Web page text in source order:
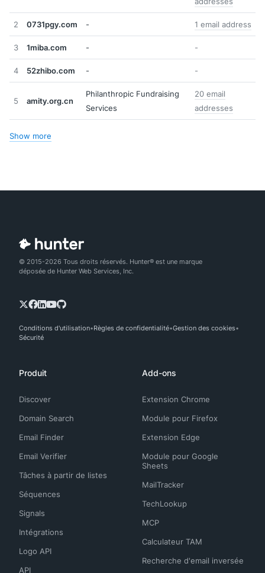
2 0731pgy.com - 1 email address
3 1miba.com - -
4 52zhibo.com - -
5 amity.org.cn
Philanthropic Fundraising
Services
20 email
addresses
Show more
© 2015-2026 Tous droits réservés. Hunter® est une marque
déposée de Hunter Web Services, Inc.
Conditions d'utilisation Règles de confidentialité Gestion des cookies
Sécurité
Produit
Discover
Domain Search
Email Finder
Email Verifier
Tâches à partir de listes
Séquences
Signals
Intégrations
Logo API
API
Add-ons
Extension Chrome
Module pour Firefox
Extension Edge
Module pour Google
Sheets
MailTracker
TechLookup
MCP
Calculateur TAM
Recherche d'email inversée